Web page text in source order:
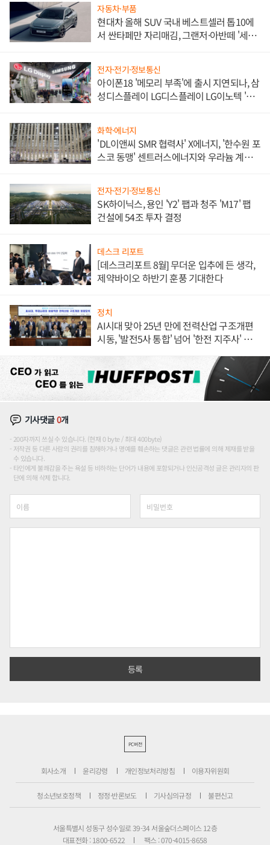
자동차·부품
현대차 올해 SUV 국내 베스트셀러 톱10에
서 싼타페만 자리매김, 그랜저·아반떼 '세단
전자·전기·정보통신
아이폰18 '메모리 부족'에 출시 지연되나, 삼
성디스플레이 LG디스플레이 LG이노텍 '탈
화학·에너지
'DL이앤씨 SMR 협력사' X에너지, '한수원 포
스코 동맹' 센트러스에너지와 우라늄 계약
전자·전기·정보통신
SK하이닉스, 용인 'Y2' 팹과 청주 'M17' 팹
건설에 54조 투자 결정
데스크 리포트
[데스크리포트 8월] 무더운 입추에 든 생각,
제약바이오 하반기 훈풍 기대한다
정치
AI시대 맞아 25년 만에 전력산업 구조개편
시동, '발전5사 통합' 넘어 '한전 지주사' 재편
기사댓글0개
200자까지 쓰실 수 있습니다. (현재 0 byte / 최대 400byte)
저작권 등 다른 사람의 권리를 침해하거나 명예를 훼손하는 댓글은 관련 법률에 의해 제재를 받을
수 있습니다.
타인에게 불쾌감을 주는 욕설 등 비하하는 단어가 내용에 포함되거나 인신공격성 글은 관리자의 판
단에 의해 삭제 합니다.
PC버전
회사소개 윤리강령 개인정보처리방침 이용자위원회
청소년보호정책 정정·반론보도 기사심의규정 불편신고
서울특별시 성동구 성수일로 39-34 서울숲더스페이스 12층
대표전화 : 1800-6522
팩스 : 070-4015-8658